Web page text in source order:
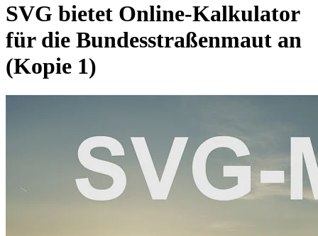
SVG bietet Online-Kalkulator
für die Bundesstraßenmaut an
(Kopie 1)